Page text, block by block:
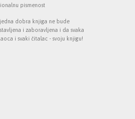
pismenost
dobra knjiga ne bude
i zaboravljena i da svaka
i svaki čitalac - svoju knjigu!